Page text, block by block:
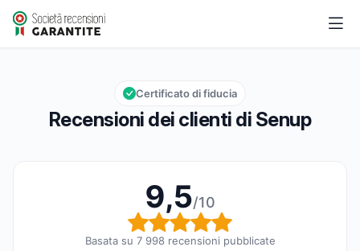
Senup
Valutazione globale: 9,5 su 10
9,5/10
Recensioni dei clienti di Senup
Certificato di fiducia
9,5/10
Valutazione globale:
Basata su 7 998 recensioni pubblicate